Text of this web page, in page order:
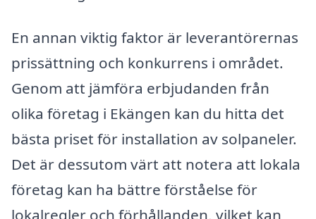
En annan viktig faktor är leverantörernas
prissättning och konkurrens i området.
Genom att jämföra erbjudanden från
olika företag i Ekängen kan du hitta det
bästa priset för installation av solpaneler.
Det är dessutom värt att notera att lokala
företag kan ha bättre förståelse för
lokalregler och förhållanden, vilket kan